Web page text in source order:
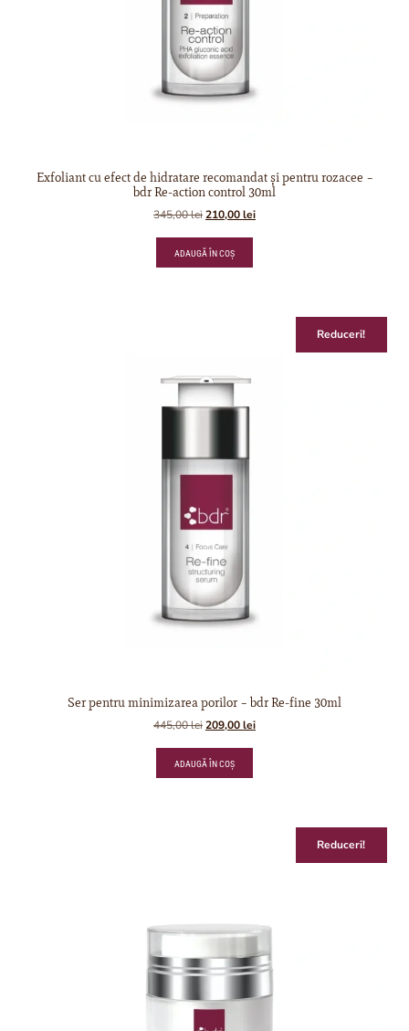
Exfoliant cu efect de hidratare recomandat și pentru rozacee –
bdr Re-action control 30ml
345,00lei210,00lei
ADAUGĂ ÎN COȘ
Reduceri!
Ser pentru minimizarea porilor – bdr Re-fine 30ml
445,00lei209,00lei
ADAUGĂ ÎN COȘ
Reduceri!